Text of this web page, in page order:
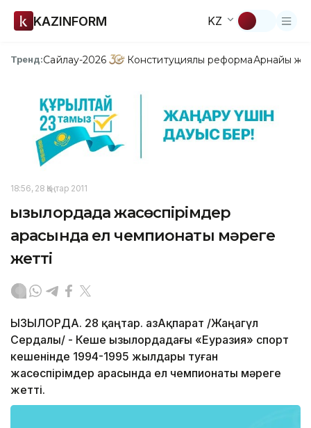
KAZINFORM KZ
Тренд:Сайлау-2026 Конституциялық реформаАрнайы
18:56, 28 Қаңтар 2011
Қызылордада жасөспірімдер
арасында ел чемпионаты мәреге
жетті
ҚЫЗЫЛОРДА. 28 қаңтар. ҚазАқпарат /Жаңагүл
Сердалы/ - Кеше Қызылордадағы «Еуразия» спорт
кешенінде 1994-1995 жылдары туған
жасөспірімдер арасында ел чемпионаты мәреге
жетті.